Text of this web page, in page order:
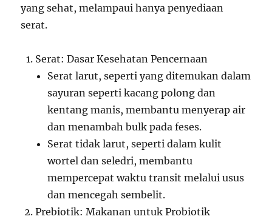
yang sehat, melampaui hanya penyediaan
serat.
Serat: Dasar Kesehatan Pencernaan
Serat larut, seperti yang ditemukan dalam
sayuran seperti kacang polong dan
kentang manis, membantu menyerap air
dan menambah bulk pada feses.
Serat tidak larut, seperti dalam kulit
wortel dan seledri, membantu
mempercepat waktu transit melalui usus
dan mencegah sembelit.
Prebiotik: Makanan untuk Probiotik